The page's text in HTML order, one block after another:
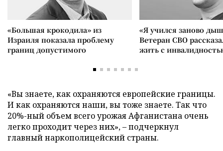
«Большая крокодила» из
Израиля показала проблему
границ допустимого
«Я учился заново
Ветеран СВО
жить с
«Вы знаете, как охраняются европейские границы.
И как охраняются наши, вы тоже знаете. Так что
20%-ный объем всего урожая Афганистана очень
легко проходит через них», – подчеркнул
главный наркополицейский страны.